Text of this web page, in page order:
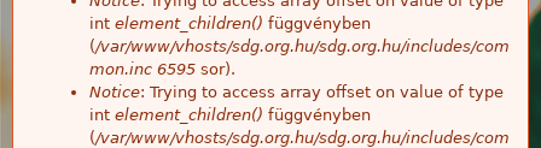
int element_children() függvényben
(/var/www/vhosts/sdg.org.hu/sdg.org.hu/includes/com
mon.inc 6595 sor).
Notice: Trying to access array offset on value of type
int element_children() függvényben
(/var/www/vhosts/sdg.org.hu/sdg.org.hu/includes/com